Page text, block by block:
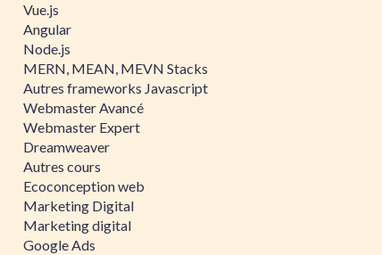
Vue.js
Angular
Node.js
MERN, MEAN, MEVN Stacks
Autres frameworks Javascript
Webmaster Avancé
Webmaster Expert
Dreamweaver
Autres cours
Ecoconception web
Marketing Digital
Marketing digital
Google Ads